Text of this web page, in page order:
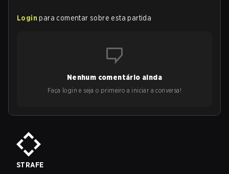
Login para comentar sobre esta partida
Nenhum comentário ainda
Faça login e seja o primeiro a iniciar a conversa!
STRAFE